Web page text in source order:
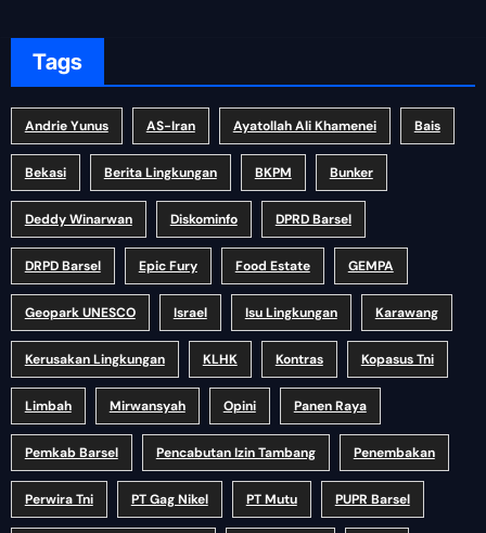
Tags
Andrie Yunus AS-Iran Ayatollah Ali Khamenei Bais
Bekasi Berita Lingkungan BKPM Bunker
Deddy Winarwan Diskominfo DPRD Barsel
DRPD Barsel Epic Fury Food Estate GEMPA
Geopark UNESCO Israel Isu Lingkungan Karawang
Kerusakan Lingkungan KLHK Kontras Kopasus Tni
Limbah Mirwansyah Opini Panen Raya
Pemkab Barsel Pencabutan Izin Tambang Penembakan
Perwira Tni PT Gag Nikel PT Mutu PUPR Barsel